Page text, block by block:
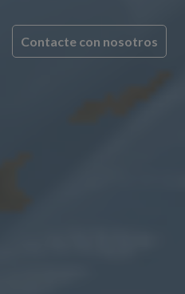
Contacte con nosotros